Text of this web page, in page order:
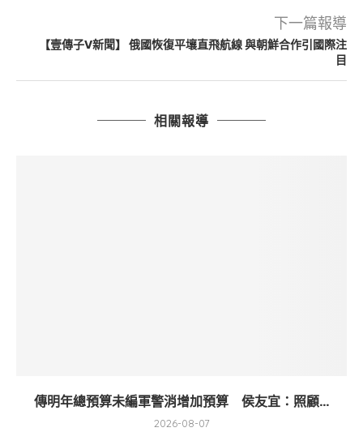
下一篇報導
【壹傳子V新聞】 俄國恢復平壤直飛航線 與朝鮮合作引國際注
目
相關報導
傳明年總預算未編軍警消增加預算 侯友宜：照顧...
2026-08-07